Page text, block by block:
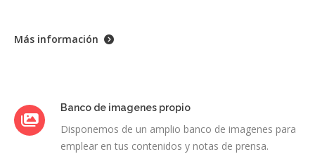
Más información
Banco de imagenes propio
Disponemos de un amplio banco de imagenes para
emplear en tus contenidos y notas de prensa.